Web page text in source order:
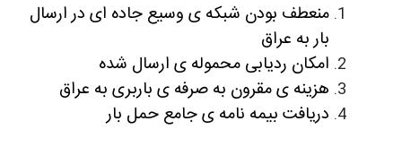
منعطف بودن شبکه ی وسیع جاده ای در ارسال
بار به عراق
امکان ردیابی محموله ی ارسال شده
هزینه ی مقرون به صرفه ی باربری به عراق
دریافت بیمه نامه ی جامع حمل بار